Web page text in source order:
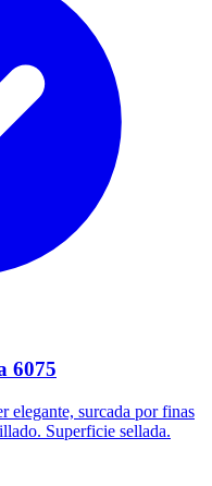
6075
elegante, surcada por finas
Superficie sellada.